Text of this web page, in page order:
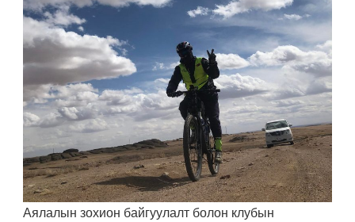
Аялалын зохион байгуулалт болон клубын